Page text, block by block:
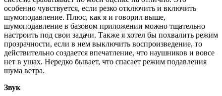
особенно чувствуется, если резко отключить и включить
шумоподавление. Плюс, как я и говорил выше,
шумоподавление в базовом приложении можно тщательно
настроить под свои задачи. Также я хотел бы похвалить режим
прозрачности, если в нем выключить воспроизведение, то
действительно создается впечатление, что наушников и вовсе
нет в ушах. Нередко бывает, что спасает режим подавления
шума ветра.
Звук